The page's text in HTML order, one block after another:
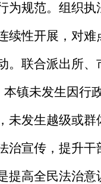
为规范。组织
续性开展，对
。联合派出所
镇未发生因行
未发生越级或群
治宣传，提升
提高全民法治